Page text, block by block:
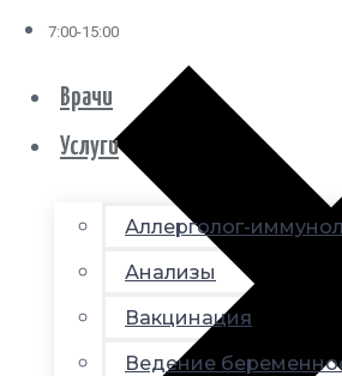
7:00-15:00
Врачи
Услуги
Аллерголог-
Анализы
Вакцинация
Ведение